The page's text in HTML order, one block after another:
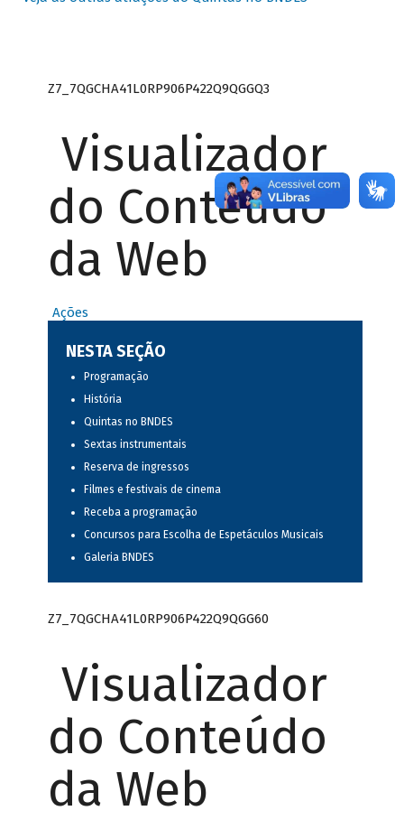
Z7_7QGCHA41L0RP906P422Q9QGGQ3
Visualizador
do Conteúdo
da Web
Ações
NESTA SEÇÃO
Programação
História
Quintas no BNDES
Sextas instrumentais
Reserva de ingressos
Filmes e festivais de cinema
Receba a programação
Concursos para Escolha de Espetáculos Musicais
Galeria BNDES
Z7_7QGCHA41L0RP906P422Q9QGG60
Visualizador
do Conteúdo
da Web